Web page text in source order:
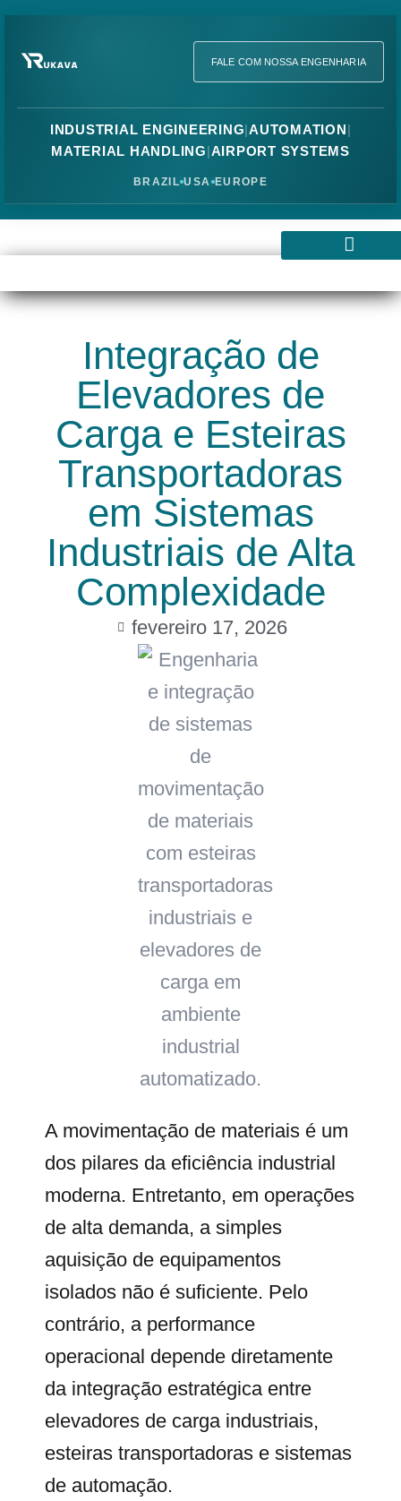
INDUSTRIAL ENGINEERING|AUTOMATION|
MATERIAL HANDLING|AIRPORT SYSTEMS
BRAZIL USA EUROPE
FALE COM NOSSA ENGENHARIA
Integração de
Elevadores de
Carga e Esteiras
Transportadoras
em Sistemas
Industriais de Alta
Complexidade
fevereiro 17, 2026
A movimentação de materiais é um
dos pilares da eficiência industrial
moderna. Entretanto, em operações
de alta demanda, a simples
aquisição de equipamentos
isolados não é suficiente. Pelo
contrário, a performance
operacional depende diretamente
da integração estratégica entre
elevadores de carga industriais,
esteiras transportadoras e sistemas
de automação.